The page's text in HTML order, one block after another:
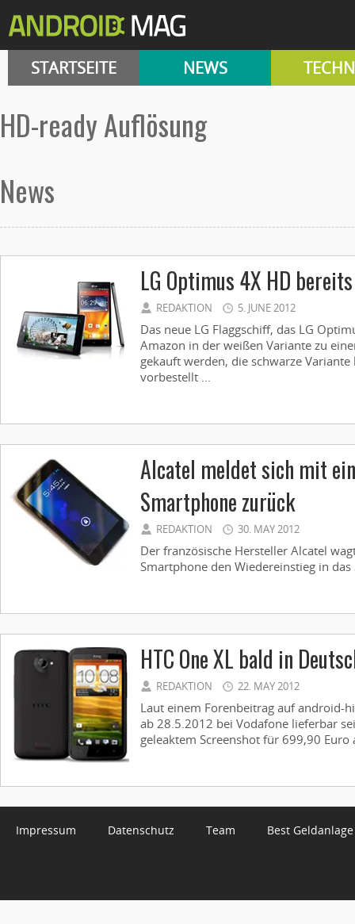
STARTSEITE NEWS
HD-ready Auflösung
News
LG Optimus 4X HD
REDAKTION 5. JUNE 2012
Das neue LG Flaggschiff, das LG
Amazon in der weißen Variante zu
gekauft werden, die schwarze
vorbestellt ...
Alcatel meldet sich mit
Smartphone zurück
REDAKTION 30. MAY 2012
Der französische Hersteller Alcatel
Smartphone den Wiedereinstieg in
HTC One XL bald in
REDAKTION 22. MAY 2012
Laut einem Forenbeitrag auf android-
ab 28.5.2012 bei Vodafone lieferbar
geleaktem Screenshot für 699,90 Euro
Impressum Datenschutz Team Best Geldanlage